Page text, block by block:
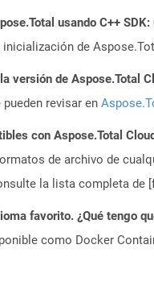
usando C++
de
versión de Aspose.Total
revisar en
con Aspose.Total
de archivo de
la lista completa
favorito. ¿Qué tengo
como Docker